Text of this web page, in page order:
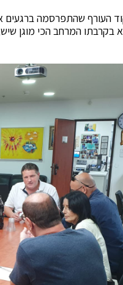
העורף שהתפרסמה ברגעים
בקרבתו המרחב הכי מוגן